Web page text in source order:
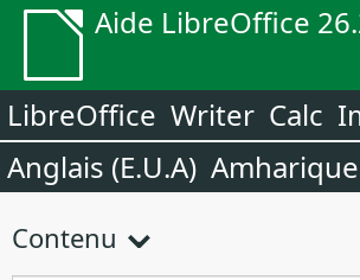
Aide LibreOffice
LibreOffice Writer Calc
Anglais (E.U.A) Amharique
Contenu